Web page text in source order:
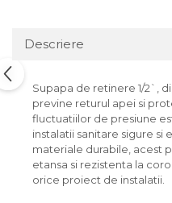
Descriere
Supapa de retinere 1/2`,
previne returul apei si
fluctuatiilor de presiune
instalatii sanitare sigure si
materiale durabile, acest
etansa si rezistenta la
orice proiect de instalatii.